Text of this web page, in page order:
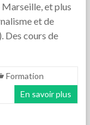
Marseille, et plus
et de
Des cours de
Formation
En savoir plus